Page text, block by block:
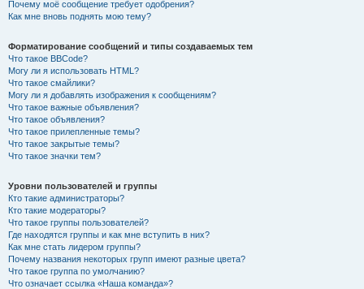
Почему моё сообщение требует одобрения?
Как мне вновь поднять мою тему?
Форматирование сообщений и типы создаваемых тем
Что такое BBCode?
Могу ли я использовать HTML?
Что такое смайлики?
Могу ли я добавлять изображения к сообщениям?
Что такое важные объявления?
Что такое объявления?
Что такое прилепленные темы?
Что такое закрытые темы?
Что такое значки тем?
Уровни пользователей и группы
Кто такие администраторы?
Кто такие модераторы?
Что такое группы пользователей?
Где находятся группы и как мне вступить в них?
Как мне стать лидером группы?
Почему названия некоторых групп имеют разные цвета?
Что такое группа по умолчанию?
Что означает ссылка «Наша команда»?